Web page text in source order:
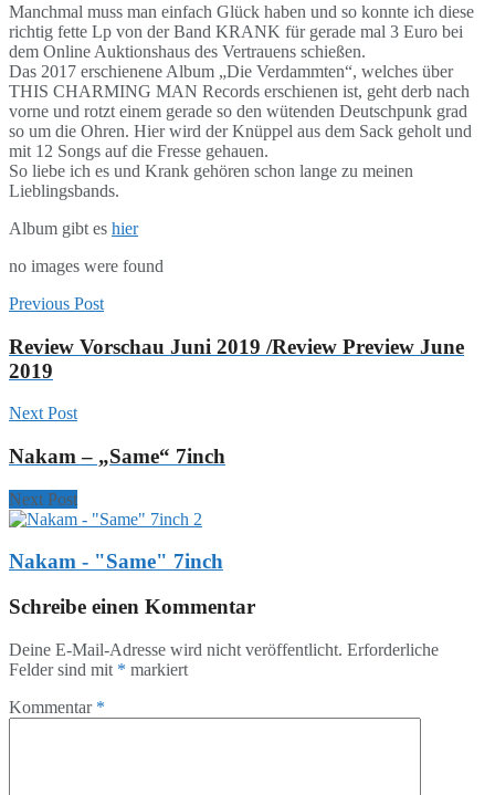
Manchmal muss man einfach Glück haben und so konnte ich diese
richtig fette Lp von der Band KRANK für gerade mal 3 Euro bei
dem Online Auktionshaus des Vertrauens schießen.
Das 2017 erschienene Album „Die Verdammten“, welches über
THIS CHARMING MAN Records erschienen ist, geht derb nach
vorne und rotzt einem gerade so den wütenden Deutschpunk grad
so um die Ohren. Hier wird der Knüppel aus dem Sack geholt und
mit 12 Songs auf die Fresse gehauen.
So liebe ich es und Krank gehören schon lange zu meinen
Lieblingsbands.
Album gibt es hier
no images were found
Previous Post
Review Vorschau Juni 2019 /Review Preview June
2019
Next Post
Nakam – „Same“ 7inch
Next Post
Nakam - "Same" 7inch
Schreibe einen Kommentar
Deine E-Mail-Adresse wird nicht veröffentlicht. Erforderliche
Felder sind mit * markiert
Kommentar *